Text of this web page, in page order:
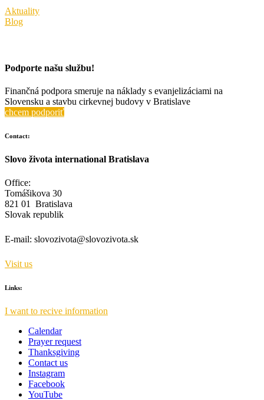
Aktuality
Blog
Podporte našu službu!
Finančná podpora smeruje na náklady s evanjelizáciami na
Slovensku a stavbu cirkevnej budovy v Bratislave
chcem podporiť
Contact:
Slovo života international Bratislava
Office:
Tomášikova 30
821 01 Bratislava
Slovak republik
E-mail: slovozivota@slovozivota.sk
Visit us
Links:
I want to recive information
Calendar
Prayer request
Thanksgiving
Contact us
Instagram
Facebook
YouTube